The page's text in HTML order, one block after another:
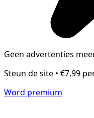
Geen advertenties
Steun de site • €7,99
Word premium